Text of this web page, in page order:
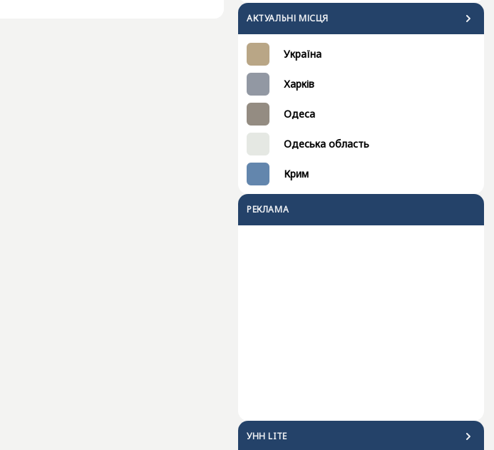
АКТУАЛЬНІ МІСЦЯ
Україна
Харків
Одеса
Одеська область
Крим
РЕКЛАМА
УНН LITE